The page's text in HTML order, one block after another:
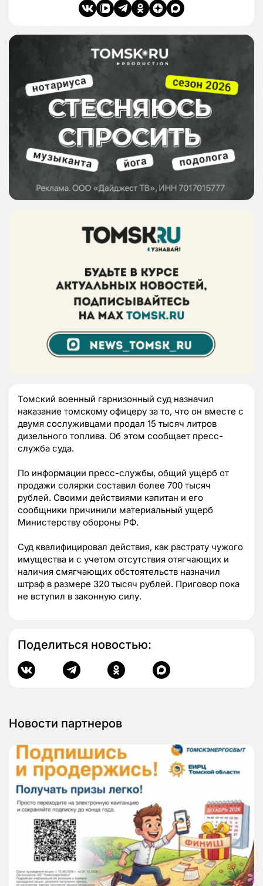
Томский военный гарнизонный суд назначил
наказание томскому офицеру за то, что он вместе с
двумя сослуживцами продал 15 тысяч литров
дизельного топлива. Об этом сообщает пресс-
служба суда.
По информации пресс-службы, общий ущерб от
продажи солярки составил более 700 тысяч
рублей. Своими действиями капитан и его
сообщники причинили материальный ущерб
Министерству обороны РФ.
Суд квалифицировал действия, как растрату чужого
имущества и с учетом отсутствия отягчающих и
наличия смягчающих обстоятельств назначил
штраф в размере 320 тысяч рублей. Приговор пока
не вступил в законную силу.
Поделиться новостью:
Новости партнеров